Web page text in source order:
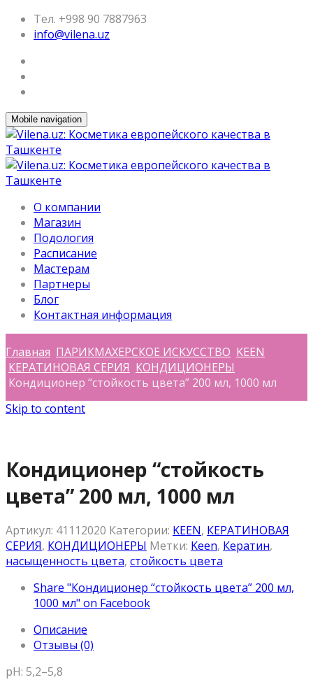
Тел. +998 90 7887963
info@vilena.uz
Mobile navigation
О компании
Магазин
Подология
Расписание
Мастерам
Партнеры
Блог
Контактная информация
Главная ПАРИКМАХЕРСКОЕ ИСКУССТВО KEEN
КЕРАТИНОВАЯ СЕРИЯ КОНДИЦИОНЕРЫ
Кондиционер “стойкость цвета” 200 мл, 1000 мл
Skip to content
Кондиционер “стойкость
цвета” 200 мл, 1000 мл
Артикул: 41112020 Категории: KEEN, КЕРАТИНОВАЯ
СЕРИЯ, КОНДИЦИОНЕРЫ Метки: Keen, Кератин,
насыщенность цвета, стойкость цвета
Share "Кондиционер “стойкость цвета” 200 мл,
1000 мл" on Facebook
Описание
Отзывы (0)
pH: 5,2–5,8